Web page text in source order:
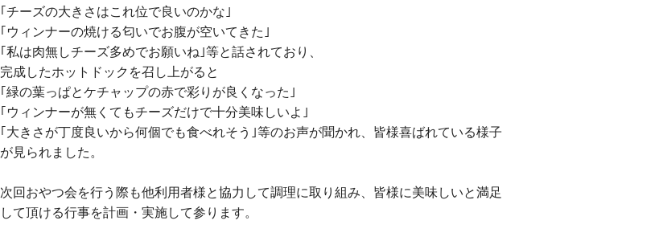
｢チーズの大きさはこれ位で良いのかな｣
｢ウィンナーの焼ける匂いでお腹が空いてきた｣
｢私は肉無しチーズ多めでお願いね｣等と話されており、
完成したホットドックを召し上がると
｢緑の葉っぱとケチャップの赤で彩りが良くなった｣
｢ウィンナーが無くてもチーズだけで十分美味しいよ｣
｢大きさが丁度良いから何個でも食べれそう｣等のお声が聞かれ、皆様喜ばれている様子
が見られました。
次回おやつ会を行う際も他利用者様と協力して調理に取り組み、皆様に美味しいと満足
して頂ける行事を計画・実施して参ります。